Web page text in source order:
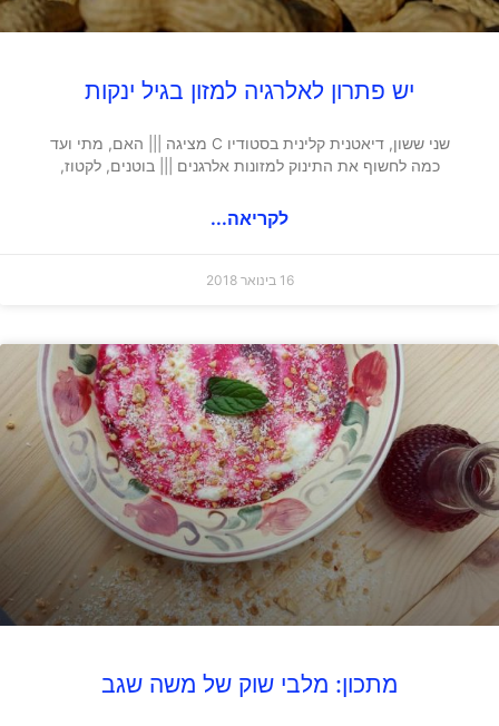
יש פתרון לאלרגיה למזון בגיל ינקות
שני ששון, דיאטנית קלינית בסטודיו C מציגה ||| האם, מתי ועד
כמה לחשוף את התינוק למזונות אלרגנים ||| בוטנים, לקטוז,
לקריאה...
16 בינואר 2018
מתכון: מלבי שוק של משה שגב